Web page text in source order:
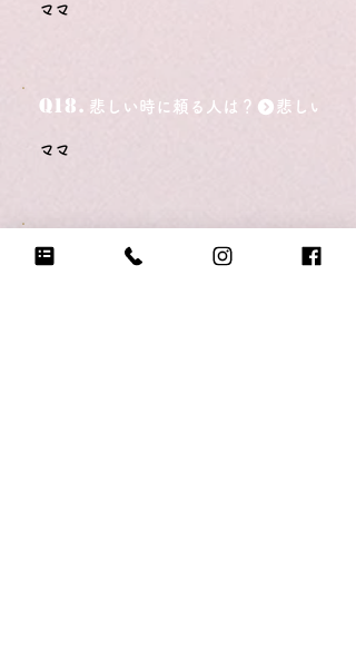
ママ
Q18. 悲しい時に頼る人は？
ママ
Q19. もし今日地球が滅びるなら何をする